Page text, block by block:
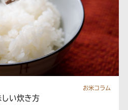
お米コラム
い炊き方